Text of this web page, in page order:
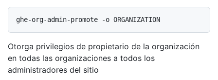
Otorga privilegios de propietario de la organización
en todas las organizaciones a todos los
administradores del sitio